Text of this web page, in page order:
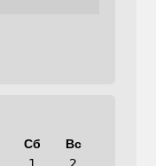
Сб
Вс